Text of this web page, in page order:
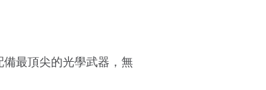
最頂尖的光學武器，無